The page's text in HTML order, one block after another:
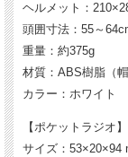
※パッケージデザ
い。
【使い方】
ヘルメット：
頭囲寸法：55～
重量：約375g
材質：ABS樹脂（帽
カラー：ホワイト
【ポケットラジオ】
サイズ：53×20×94